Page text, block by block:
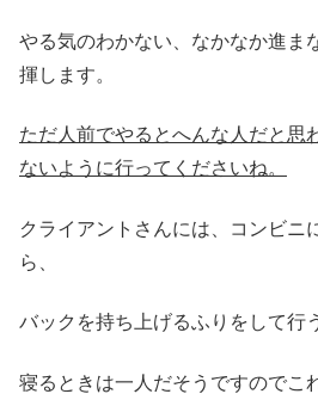
やる気のわかない、なかなか進ま
揮します。
ただ人前でやるとへんな人だと思
ないように行ってくださいね。
クライアントさんには、コンビニ
ら、
バックを持ち上げるふりをして行
寝るときは一人だそうですのでこ